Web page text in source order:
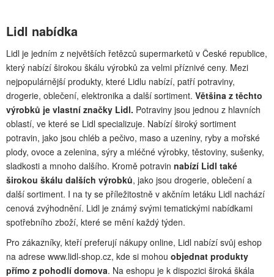
Lidl nabídka
Lidl je jedním z největších řetězců supermarketů v České republice,
který nabízí širokou škálu výrobků za velmi příznivé ceny. Mezi
nejpopulárnější produkty, které Lidlu nabízí, patří potraviny,
drogerie, oblečení, elektronika a další sortiment. Většina z těchto
výrobků je vlastní značky Lidl. Potraviny jsou jednou z hlavních
oblastí, ve které se Lidl specializuje. Nabízí široký sortiment
potravin, jako jsou chléb a pečivo, maso a uzeniny, ryby a mořské
plody, ovoce a zelenina, sýry a mléčné výrobky, těstoviny, sušenky,
sladkosti a mnoho dalšího. Kromě potravin nabízí Lidl také
širokou škálu dalších výrobků, jako jsou drogerie, oblečení a
další sortiment. I na ty se příležitostně v akčním letáku Lidl nachází
cenová zvýhodnění. Lidl je známý svými tematickými nabídkami
spotřebního zboží, které se mění každý týden.
Pro zákazníky, kteří preferují nákupy online, Lidl nabízí svůj eshop
na adrese www.lidl-shop.cz, kde si mohou objednat produkty
přímo z pohodlí domova. Na eshopu je k dispozici široká škála